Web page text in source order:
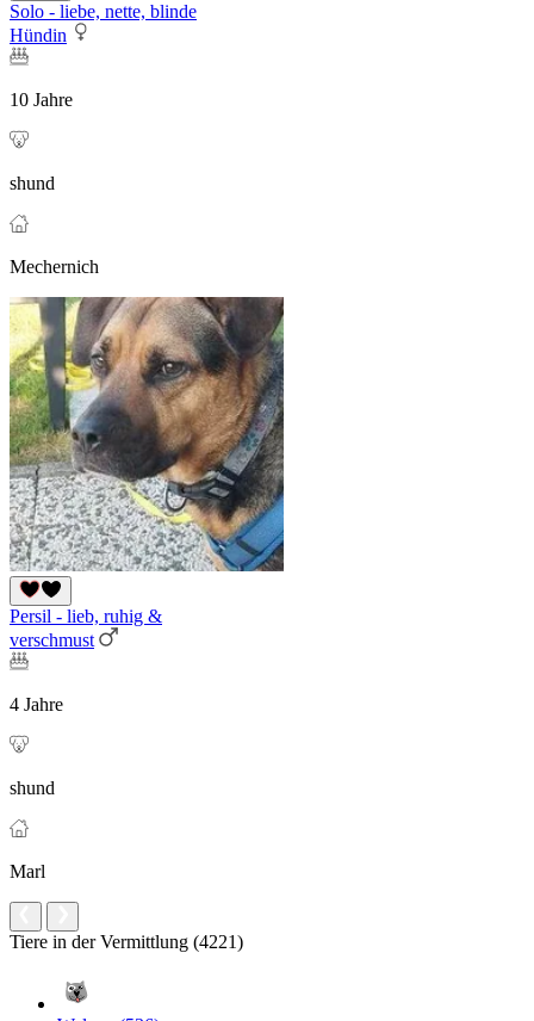
Solo - liebe, nette, blinde
Hündin
10 Jahre
shund
Mechernich
Persil - lieb, ruhig &
verschmust
4 Jahre
shund
Marl
Tiere in der Vermittlung (4221)